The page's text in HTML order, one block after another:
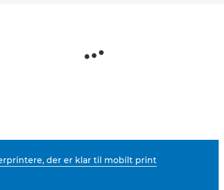
der er klar til mobilt print